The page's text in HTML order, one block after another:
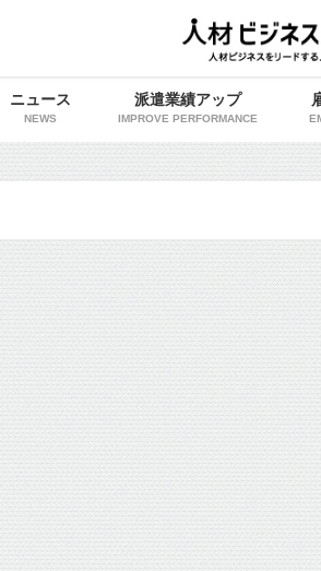
ニュース
NEWS
派遣業績アップ
IMPROVE PERFORMANCE